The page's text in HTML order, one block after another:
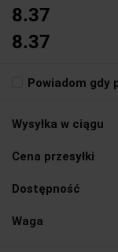
8.37
8.37
Powiadom gdy
Wysyłka w ciągu
Cena przesyłki
Dostępność
Waga